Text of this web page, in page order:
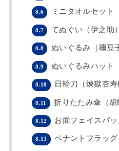
8.6 ミニタオルセット
8.7 てぬぐい（伊之助）
8.8 ぬいぐるみ（禰豆
8.9 ぬいぐるみハット
8.10 日輪刀（煉獄杏寿
8.11 折りたたみ傘（胡
8.12 お面フェイスパッ
8.13 ペナントフラッグ